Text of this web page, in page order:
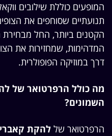
המופעים כוללת שילובים
תנועתיים שסוחפים את
הקטנים ביותר, החל מבחירת
המדהימות, שמחזירות את
דרך במוזיקה הפופולרית.
מה כולל הרפרטואר של
השמונים?
הרפרטואר של להקת